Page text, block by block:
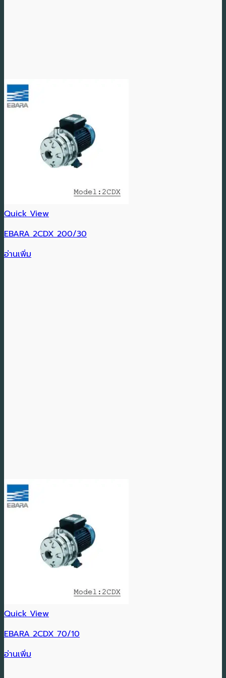
Quick View
EBARA 2CDX 200/30
อ่านเพิ่ม
Quick View
EBARA 2CDX 70/10
อ่านเพิ่ม